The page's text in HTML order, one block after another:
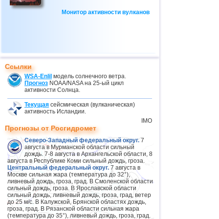
Монитор активности вулканов
Ссылки
WSA-Enlil модель солнечного ветра.
Прогноз NOAA/NASA на 25-ый цикл
активности Солнца.
Текущая сейсмическая (вулканическая)
активность Исландии.
IMO
Прогнозы от Росгидромет
Северо-Западный федеральный округ. 7
августа в Мурманской области сильный
дождь. 7-8 августа в Архангельской области, 8
августа в Республике Коми сильный дождь, гроза.
Центральный федеральный округ. 7 августа в
Москве сильная жара (температура до 32°),
ливневый дождь, гроза, град. В Смоленской области
сильный дождь, гроза. В Ярославской области
сильный дождь, ливневый дождь, гроза, град, ветер
до 25 м/с. В Калужской, Брянской областях дождь,
гроза, град. В Рязанской области сильная жара
(температура до 35°), ливневый дождь, гроза, град.